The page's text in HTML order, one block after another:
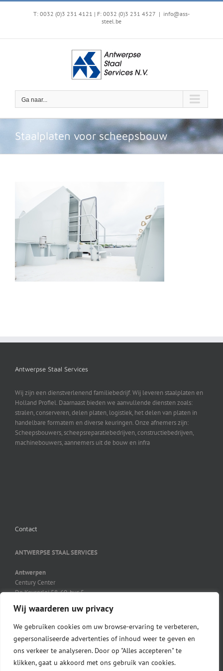
Wij waarderen uw privacy
We gebruiken cookies om uw browse-ervaring te verbeteren,
gepersonaliseerde advertenties of inhoud weer te geven en
ons verkeer te analyseren. Door op "Alles accepteren" te
klikken, gaat u akkoord met ons gebruik van cookies.
Ga
T: 0032 (0)3 231 4121 | F: 0032 (0)3 231 4527 | info@ass-
steel.be
Ga naar...
Staalplaten voor scheepsbouw
Antwerpse Staal Services
Wij zijn een dienstverlenend familiebedrijf. Wij leveren staalplaten en
Holland Profiel. Daarnaast bieden we aanvullende diensten zoals:
stralen, conserveren, delen platen, logistiek, het delen van platen in
handelbare formatem en diverse keuringen. Onze afnemers zijn:
Scheepsbouwers, scheepsreparatiebedrijven, constructiebedrijven,
machinebouwers, aannemers uit de bouw en infra
Contact
ANTWERPSE STAAL SERVICES
Antwerpen
Century Center
De Keyserlei 58-60, bus 5
03 231 41 21
03 231 45 27
info@ass-steel.be